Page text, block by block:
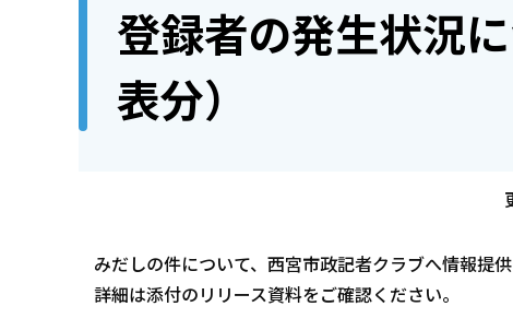
登録者の発生状況
表分）
みだしの件について、西宮市政記者クラブへ情報提供
詳細は添付のリリース資料をご確認ください。